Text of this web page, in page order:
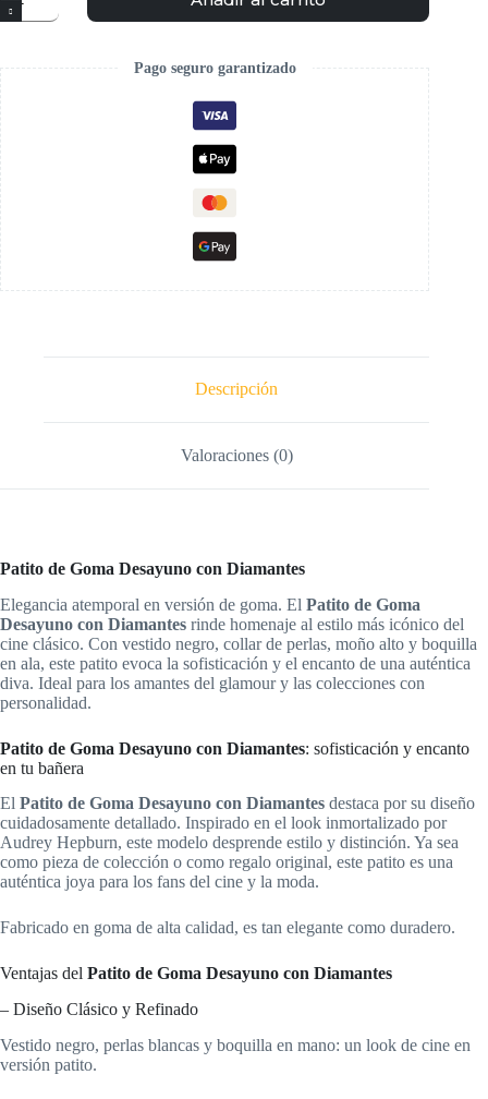
Pago seguro garantizado
Descripción
Valoraciones (0)
Patito de Goma Desayuno con Diamantes
Elegancia atemporal en versión de goma. El Patito de Goma
Desayuno con Diamantes rinde homenaje al estilo más icónico del
cine clásico. Con vestido negro, collar de perlas, moño alto y boquilla
en ala, este patito evoca la sofisticación y el encanto de una auténtica
diva. Ideal para los amantes del glamour y las colecciones con
personalidad.
Patito de Goma Desayuno con Diamantes: sofisticación y encanto
en tu bañera
El Patito de Goma Desayuno con Diamantes destaca por su diseño
cuidadosamente detallado. Inspirado en el look inmortalizado por
Audrey Hepburn, este modelo desprende estilo y distinción. Ya sea
como pieza de colección o como regalo original, este patito es una
auténtica joya para los fans del cine y la moda.
Fabricado en goma de alta calidad, es tan elegante como duradero.
Ventajas del Patito de Goma Desayuno con Diamantes
– Diseño Clásico y Refinado
Vestido negro, perlas blancas y boquilla en mano: un look de cine en
versión patito.